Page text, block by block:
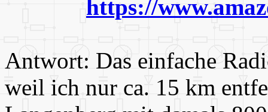
https://
Antwort: Das einfache
weil ich nur ca. 15 km